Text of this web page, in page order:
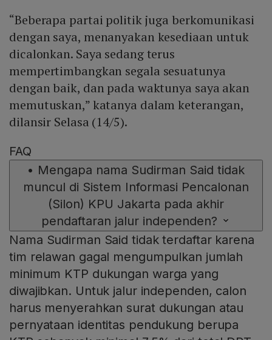
“Beberapa partai politik juga berkomunikasi
dengan saya, menanyakan kesediaan untuk
dicalonkan. Saya sedang terus
mempertimbangkan segala sesuatunya
dengan baik, dan pada waktunya saya akan
memutuskan,” katanya dalam keterangan,
dilansir Selasa (14/5).
FAQ
• Mengapa nama Sudirman Said tidak
muncul di Sistem Informasi Pencalonan
(Silon) KPU Jakarta pada akhir
pendaftaran jalur independen?
Nama Sudirman Said tidak terdaftar karena
tim relawan gagal mengumpulkan jumlah
minimum KTP dukungan warga yang
diwajibkan. Untuk jalur independen, calon
harus menyerahkan surat dukungan atau
pernyataan identitas pendukung berupa